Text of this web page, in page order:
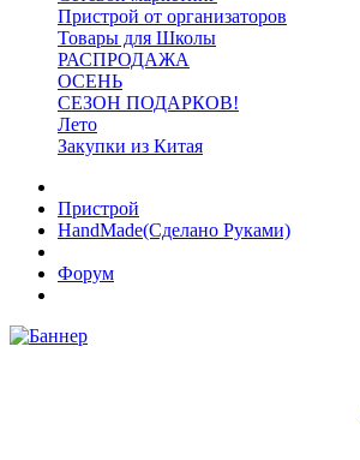
Пристрой от организаторов
Товары для Школы
РАСПРОДАЖА
ОСЕНЬ
СЕЗОН ПОДАРКОВ!
Лето
Закупки из Китая
Пристрой
HandMade(Сделано Руками)
Форум